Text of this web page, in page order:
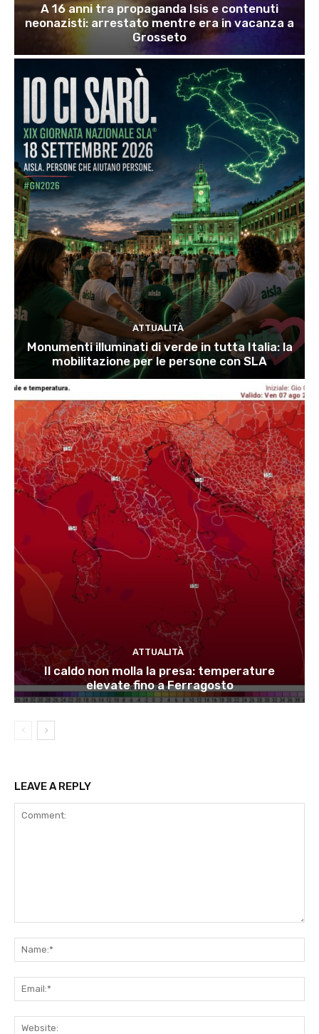
A 16 anni tra propaganda Isis e contenuti
neonazisti: arrestato mentre era in vacanza a
Grosseto
ATTUALITÀ
Monumenti illuminati di verde in tutta Italia: la
mobilitazione per le persone con SLA
ATTUALITÀ
Il caldo non molla la presa: temperature
elevate fino a Ferragosto
LEAVE A REPLY